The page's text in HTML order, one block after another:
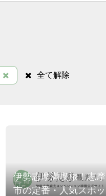
全て解除
伊勢志摩満喫旅！志摩
市の定番・人気スポッ